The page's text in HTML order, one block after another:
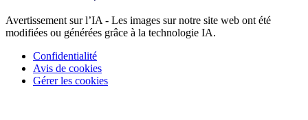
Avertissement sur l’IA - Les images sur notre site web ont été
modifiées ou générées grâce à la technologie IA.
Confidentialité
Avis de cookies
Gérer les cookies